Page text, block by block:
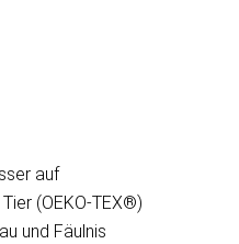
auf
(OEKO-TEX®)
und Fäulnis